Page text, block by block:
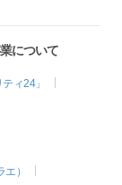
について
ィ24」
）